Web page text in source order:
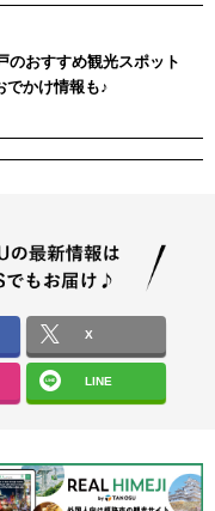
のおすすめ観光スポット
でかけ情報も♪
X
LINE